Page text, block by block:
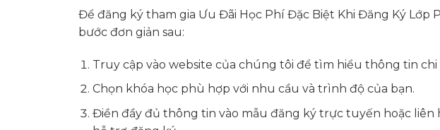
Để đăng ký tham gia Ưu Đãi Học Phí Đặc Biệt Khi Đăng Ký Lớp
bước đơn giản sau:
Truy cập vào website của chúng tôi để tìm hiểu thông tin chi
Chọn khóa học phù hợp với nhu cầu và trình độ của bạn.
Điền đầy đủ thông tin vào mẫu đăng ký trực tuyến hoặc